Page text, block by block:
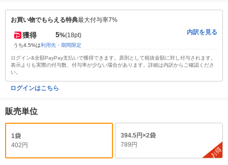
お買い物でもらえる特典最大付与率7%
獲得 5%(18pt)
うち4.5%は利用先・期間限定
内訳を見る
ログイン&全額PayPay支払いで獲得できます。原則として税抜金額に対し付与されます。
表示よりも実際の付与数、付与率が少ない場合があります。詳細は内訳からご確認くださ
い。
ログインはこちら
販売単位
1袋
402円
394.5円×2袋
789円
お得